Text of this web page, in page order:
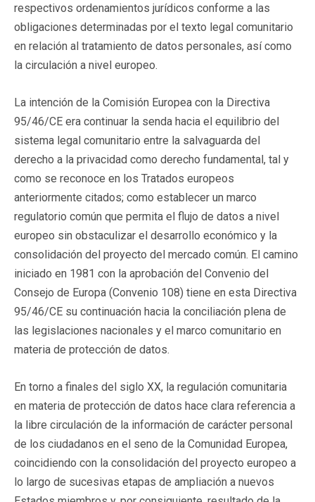
respectivos ordenamientos jurídicos conforme a las
obligaciones determinadas por el texto legal comunitario
en relación al tratamiento de datos personales, así como
la circulación a nivel europeo.
La intención de la Comisión Europea con la Directiva
95/46/CE era continuar la senda hacia el equilibrio del
sistema legal comunitario entre la salvaguarda del
derecho a la privacidad como derecho fundamental, tal y
como se reconoce en los Tratados europeos
anteriormente citados; como establecer un marco
regulatorio común que permita el flujo de datos a nivel
europeo sin obstaculizar el desarrollo económico y la
consolidación del proyecto del mercado común. El camino
iniciado en 1981 con la aprobación del Convenio del
Consejo de Europa (Convenio 108) tiene en esta Directiva
95/46/CE su continuación hacia la conciliación plena de
las legislaciones nacionales y el marco comunitario en
materia de protección de datos.
En torno a finales del siglo XX, la regulación comunitaria
en materia de protección de datos hace clara referencia a
la libre circulación de la información de carácter personal
de los ciudadanos en el seno de la Comunidad Europea,
coincidiendo con la consolidación del proyecto europeo a
lo largo de sucesivas etapas de ampliación a nuevos